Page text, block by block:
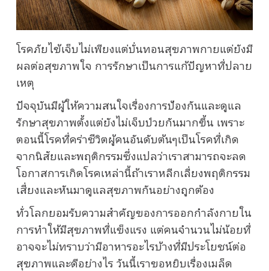
โรคภัยไข้เจ็บไม่เพียงแต่บั่นทอนสุขภาพกายแต่ยังมี
ผลต่อสุขภาพใจ การรักษาเป็นการแก้ปัญหาที่ปลาย
เหตุ
ปัจจุบันมีผู้ให้ความสนใจเรื่องการป้องกันและดูแล
รักษาสุขภาพตั้งแต่ยังไม่เจ็บป่วยกันมากขึ้น เพราะ
ตอนนี้โรคที่คร่าชีวิตผู้คนอันดับต้นๆเป็นโรคที่เกิด
จากนิสัยและพฤติกรรมซึ่งแปลว่าเราสามารถจะลด
โอกาสการเกิดโรคเหล่านี้ถ้าเราหลีกเลี่ยงพฤติกรรม
เสี่ยงและหันมาดูแลสุขภาพกันอย่างถูกต้อง
ทั่วโลกยอมรับความสำคัญของการออกกำลังกายใน
การทำให้มีสุขภาพที่แข็งแรง แต่คนจำนวนไม่น้อยที่
อาจจะไม่ทราบว่ามีอาหารอะไรบ้างที่มีประโยชน์ต่อ
สุขภาพและดีอย่างไร วันนี้เราขอหยิบเรื่องเมล็ด